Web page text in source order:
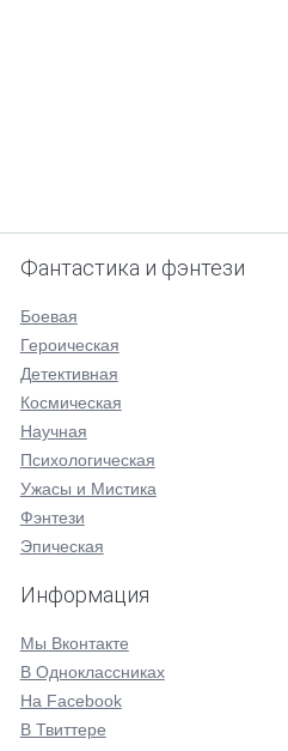
Фантастика и фэнтези
Боевая
Героическая
Детективная
Космическая
Научная
Психологическая
Ужасы и Мистика
Фэнтези
Эпическая
Информация
Мы Вконтакте
В Одноклассниках
На Facebook
В Твиттере